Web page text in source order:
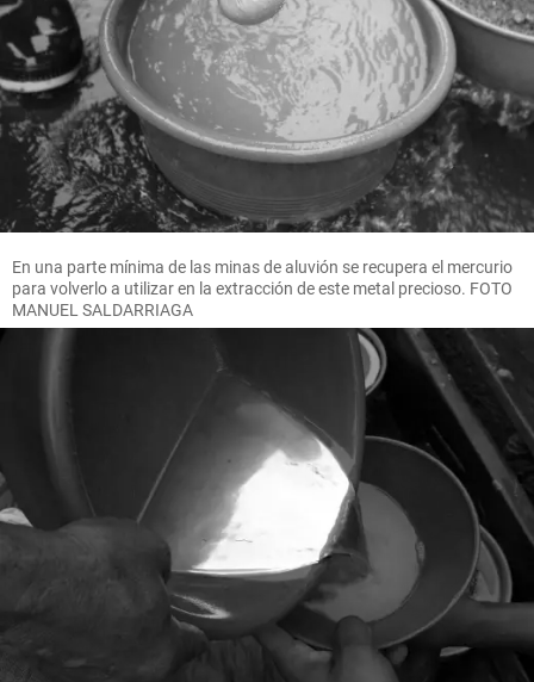
En una parte mínima de las minas de aluvión se recupera el mercurio
para volverlo a utilizar en la extracción de este metal precioso. FOTO
MANUEL SALDARRIAGA